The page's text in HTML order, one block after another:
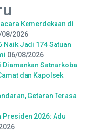
Kemerdekaan di
08/2026
Naik Jadi 174 Satuan
06/08/2026
Diamankan Satnarkoba
dan Kapolsek
Getaran Terasa
Presiden 2026: Adu